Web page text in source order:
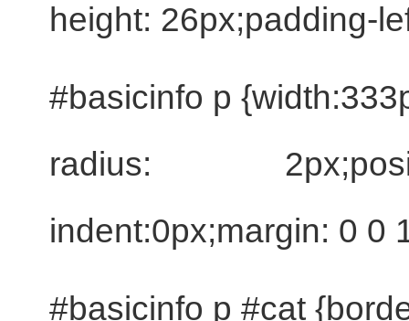
height: 26px;padding-
#basicinfo p
radius:
indent:0px;margin: 0
#basicinfo p #cat